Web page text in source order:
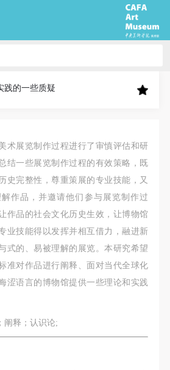
践的一些质疑
术展览制作过程进行了审慎评估和研
结一些展览制作过程的有效策略，既
史完整性，尊重策展的专业技能，又
作品，并邀请他们参与展览制作过
作品的社会文化历史生效，让博物馆
业技能得以发挥并相互借力，融进新
式的、易被理解的展览。本研究希望
准对作品进行阐释、面对当代全球化
涩语言的博物馆提供一些理论和实践
阐释；认识论;
版授权协议书
将本人参与中央美术学院美术馆
作的作品）提交中央美术学院用
美术学院可以以电子、网络及其
出版，并同意编入《中国知识资
学院资料库》《中央美术学院美
资料、文献、档案机构和平台，
用和在互联网上传播，同意按相
权益。
活动安全免责协议书
愿参加与退出、风险与责任自
版授权协议书
将本人参与中央美术学院美术馆
作的作品）提交中央美术学院用
美术学院可以以电子、网络及其
出版，并同意编入《中国知识资
学院资料库》《中央美术学院美
资料、文献、档案机构和平台，
用和在互联网上传播，同意按相
权益。
活动安全免责协议书
愿参加与退出、风险与责任自
版授权协议书
将本人参与中央美术学院美术馆
作的作品）提交中央美术学院用
美术学院可以以电子、网络及其
出版，并同意编入《中国知识资
学院资料库》《中央美术学院美
资料、文献、档案机构和平台，
用和在互联网上传播，同意按相
权益。
活动安全免责协议书
愿参加与退出、风险与责任自